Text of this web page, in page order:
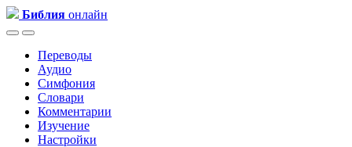
Библия онлайн
Переводы
Аудио
Симфония
Словари
Комментарии
Изучение
Настройки